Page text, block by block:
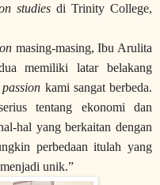
studies di Trinity College,
masing-masing, Ibu Arulita
memiliki latar belakang
passion kami sangat berbeda.
tentang ekonomi dan
hal yang berkaitan dengan
perbedaan itulah yang
unik.”